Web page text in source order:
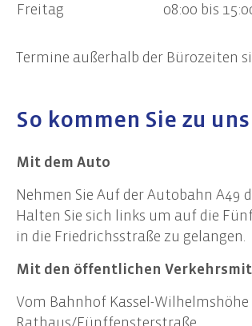
Freitag
08:00 bis
Termine außerhalb der Bürozeiten
So kommen Sie zu
Mit dem Auto
Nehmen Sie Auf der Autobahn
Halten Sie sich links um auf die
in die Friedrichsstraße zu gelangen.
Mit den öffentlichen
Vom Bahnhof Kassel-